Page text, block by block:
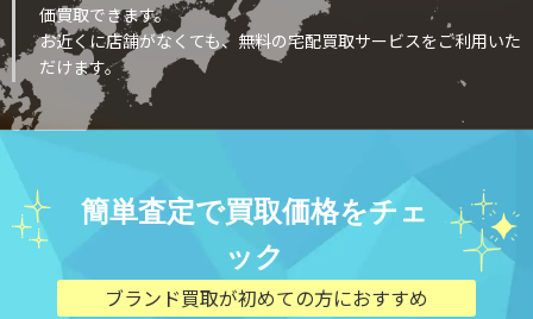
価買取できます。
お近くに店舗がなくても、無料の宅配買取サービスをご利用いた
だけます。
簡単査定で買取価格をチェ
ック
ブランド買取が初めての方におすすめ